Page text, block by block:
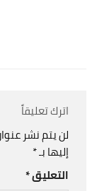
اترك تعليقاً
لن يتم نشر
إليها بـ*
التعليق*